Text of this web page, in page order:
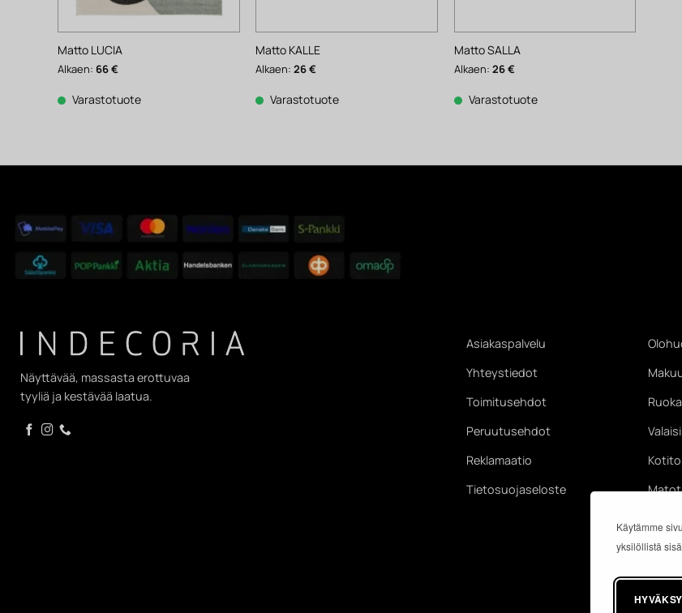
Käytämme
yksilöllistä
Matto LUCIA
Alkaen: 66€
Varastotuote
Matto KALLE
Alkaen:26€
Varastotuote
Matto SALLA
Alkaen: 26€
Varastotuote
Näyttävää, massasta erottuvaa
tyyliä ja kestävää laatua.
Asiakaspalvelu
Yhteystiedot
Toimitusehdot
Peruutusehdot
Reklamaatio
Tietosuojaseloste
Matot